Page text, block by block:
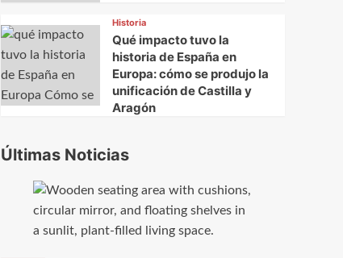
Historia
Qué impacto tuvo la
historia de España en
Europa: cómo se produjo la
unificación de Castilla y
Aragón
Últimas Noticias